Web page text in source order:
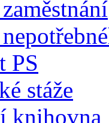
PS
stáže
knihovna